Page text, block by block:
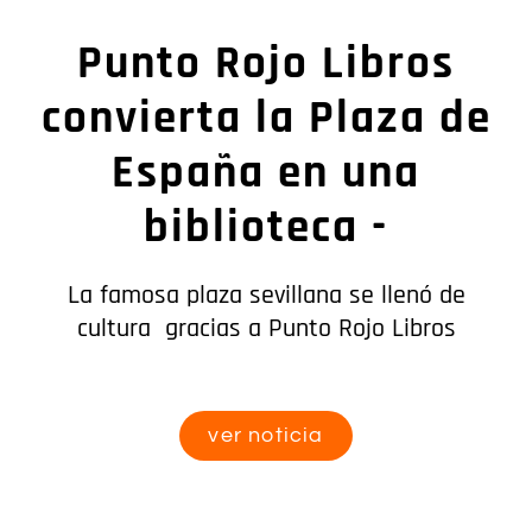
Punto Rojo Libros
convierta la Plaza de
España en una
biblioteca -
La famosa plaza sevillana se llenó de
cultura gracias a Punto Rojo Libros
ver noticia